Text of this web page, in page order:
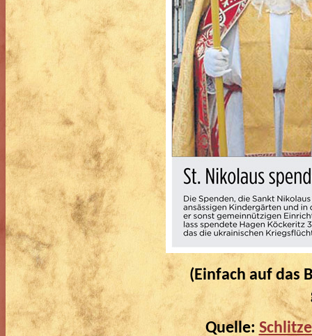
(Einfach auf das
Quelle: